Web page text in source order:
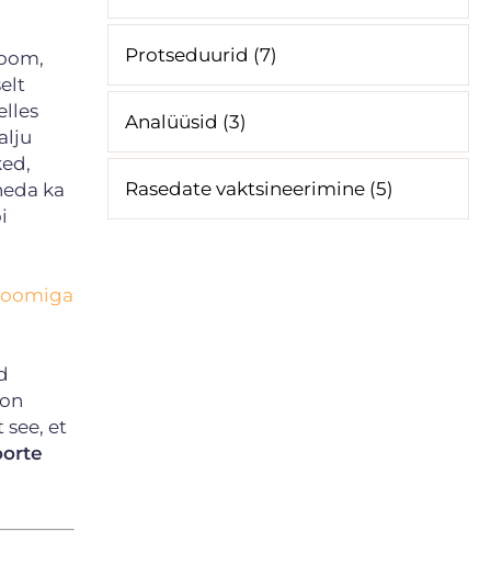
ka
see, et
Protseduurid (7)
Analüüsid (3)
Rasedate vaktsineerimine (5)